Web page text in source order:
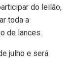
do leilão,
toda a
de lances.
julho e será